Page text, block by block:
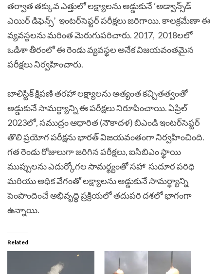
తర్వాత తక్కువ ఎత్తులో లక్ష్యాలను అడ్డుకునే ‘అడ్వాన్స్‌డ్
ఎయిర్ డిఫెన్స్’ ఇంటర్‌సెప్టర్ పరీక్షలు జరిగాయి.కాలక్రమేణా ఈ
వ్యవస్థలను మరింత మెరుగుపరిచారు. 2017, 2018లలో
ఒడిశా తీరంలో ఈ రెండు వ్యవస్థల అనేక విజయవంతమైన
పరీక్షలు నిర్వహించారు.
బాలిస్టిక్ క్షిపణి తరహా లక్ష్యాలను అత్యంత కచ్చితత్వంతో
అడ్డుకునే సామర్థ్యాన్ని ఈ పరీక్షలు నిరూపించాయి.ఏప్రిల్
2023లో, సముద్రం ఆధారిత (నౌకాదళ) బిఎండి ఇంటర్‌సెప్టర్
తొలి ప్రయోగ పరీక్షను భారత్ విజయవంతంగా నిర్వహించింది.
గత రెండు రోజులుగా జరిగిన పరీక్షలు, ఐసిబిఎం స్థాయి
ముప్పులను ఎదుర్కోగల సామర్థ్యంతో సహా సుదూర పరిధి
మరియు అధిక వేగంతో లక్ష్యాలను అడ్డుకునే సామర్థ్యాన్ని
పెంపొందించే అభివృద్ధి ప్రక్రియలో తదుపరి దశలో భాగంగా
ఉన్నాయి.
Related